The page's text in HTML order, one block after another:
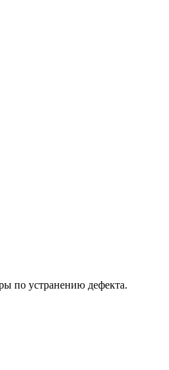
по устранению дефекта.